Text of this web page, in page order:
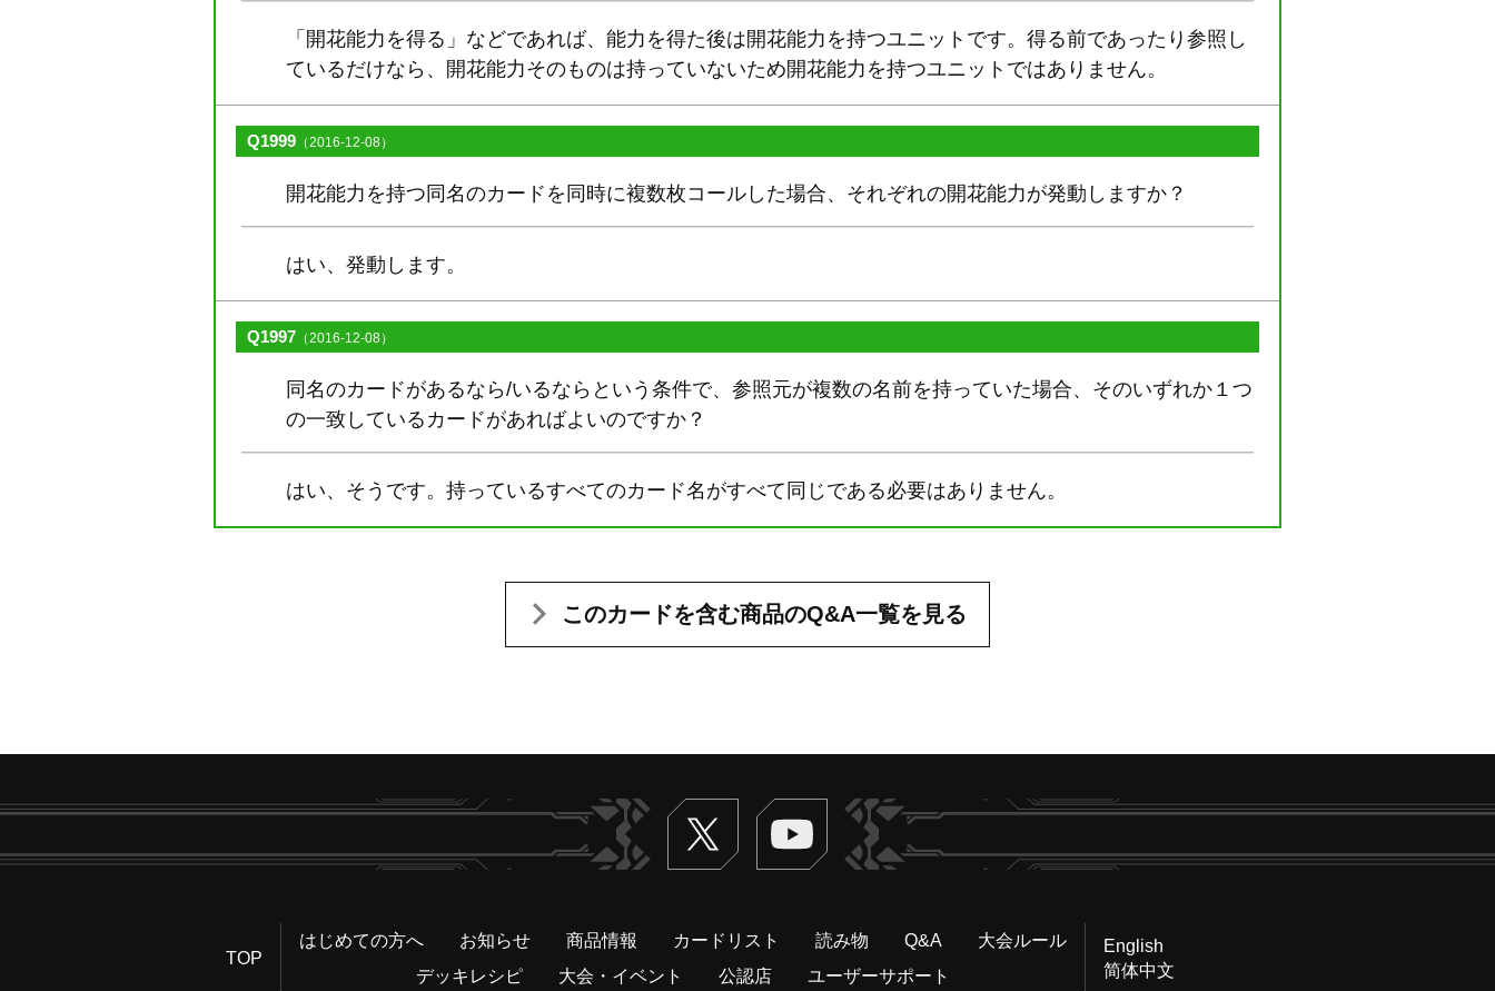
「開花能力を得る」などであれば、能力を得た後は開花能力を持つユニットです。得る前であったり参照し
ているだけなら、開花能力そのものは持っていないため開花能力を持つユニットではありません。
Q1999 （2016-12-08）
開花能力を持つ同名のカードを同時に複数枚コールした場合、それぞれの開花能力が発動しますか？
はい、発動します。
Q1997 （2016-12-08）
同名のカードがあるなら/いるならという条件で、参照元が複数の名前を持っていた場合、そのいずれか１つ
の一致しているカードがあればよいのですか？
はい、そうです。持っているすべてのカード名がすべて同じである必要はありません。
このカードを含む商品のQ&A一覧を見る
Twitter ヴァンガードch
TOP
はじめての方へ お知らせ 商品情報 カードリスト 読み物 Q&A
大会ルール
デッキレシピ
大会・イベント 公認店 ユーザーサポート
English
简体中文